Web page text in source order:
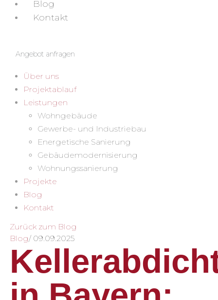
Blog
Kontakt
Angebot anfragen
Über uns
Projektablauf
Leistungen
Wohngebäude
Gewerbe- und Industriebau
Energetische Sanierung
Gebäudemodernisierung
Wohnungssanierung
Projekte
Blog
Kontakt
Zurück zum Blog
Blog/ 09.09.2025